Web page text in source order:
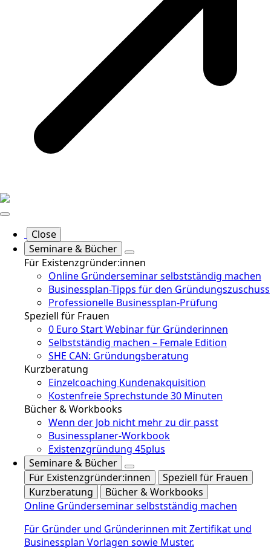
Close
Seminare & Bücher
Für Existenzgründer:innen
Online Gründerseminar selbstständig machen
Businessplan-Tipps für den Gründungszuschuss
Professionelle Businessplan-Prüfung
Speziell für Frauen
0 Euro Start Webinar für Gründerinnen
Selbstständig machen – Female Edition
SHE CAN: Gründungsberatung
Kurzberatung
Einzelcoaching Kundenakquisition
Kostenfreie Sprechstunde 30 Minuten
Bücher & Workbooks
Wenn der Job nicht mehr zu dir passt
Businessplaner-Workbook
Existenzgründung 45plus
Seminare & Bücher
Für Existenzgründer:innen
Speziell für Frauen
Kurzberatung
Bücher & Workbooks
Online Gründerseminar selbstständig machen
Für Gründer und Gründerinnen mit Zertifikat und
Businessplan Vorlagen sowie Muster.